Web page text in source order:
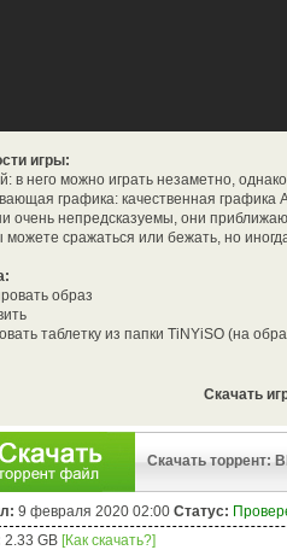
игры:
в него можно играть незаметно,
графика: качественная графика
очень непредсказуемы, они
сражаться или бежать, но
образ
таблетку из папки TiNYiSO (на
Скачать
Скачать торрент:
9 февраля 2020 02:00 Статус:
2.33 GB [Как скачать?]